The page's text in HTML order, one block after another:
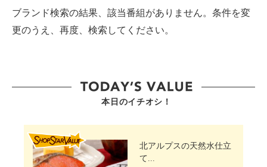
ブランド検索の結果、該当番組がありません。条件を変
更のうえ、再度、検索してください。
本日のイチオシ！
北アルプスの天然水仕立
て...